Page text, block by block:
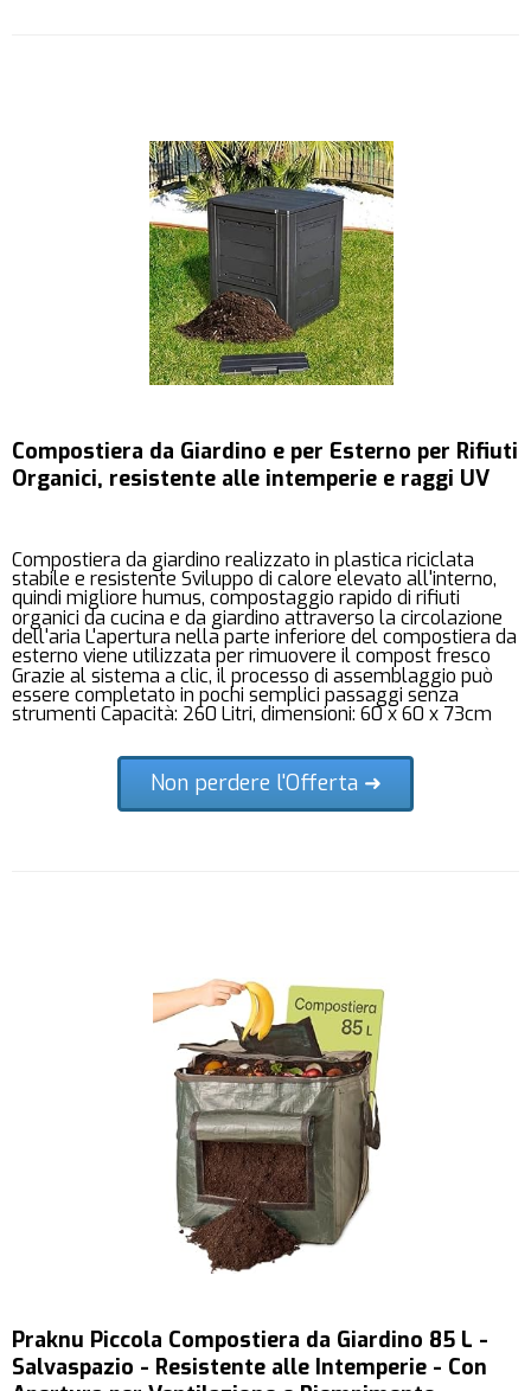
Compostiera da Giardino e per Esterno per Rifiuti
Organici, resistente alle intemperie e raggi UV
Compostiera da giardino realizzato in plastica riciclata
stabile e resistente Sviluppo di calore elevato all'interno,
quindi migliore humus, compostaggio rapido di rifiuti
organici da cucina e da giardino attraverso la circolazione
dell'aria L'apertura nella parte inferiore del compostiera da
esterno viene utilizzata per rimuovere il compost fresco
Grazie al sistema a clic, il processo di assemblaggio può
essere completato in pochi semplici passaggi senza
strumenti Capacità: 260 Litri, dimensioni: 60 x 60 x 73cm
Non perdere l'Offerta ➜
Praknu Piccola Compostiera da Giardino 85 L -
Salvaspazio - Resistente alle Intemperie - Con